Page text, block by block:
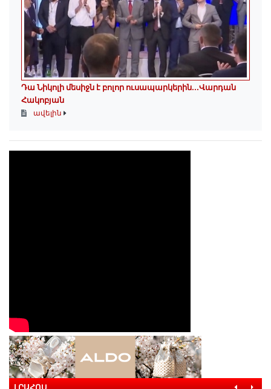
Դա Նիկոլի մեսիջն է բոլոր ուսապարկերին․․․Վարդան
Հակոբյան
ավելին